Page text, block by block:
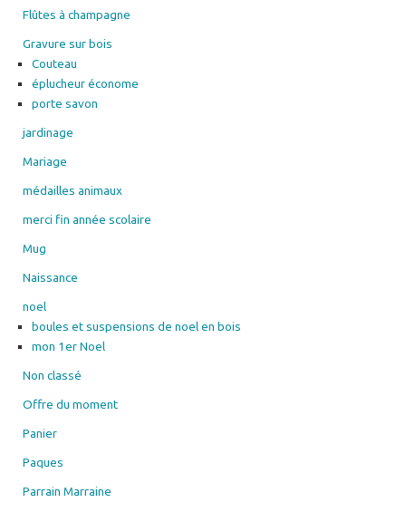
Flûtes à champagne
Gravure sur bois
Couteau
éplucheur économe
porte savon
jardinage
Mariage
médailles animaux
merci fin année scolaire
Mug
Naissance
noel
boules et suspensions de noel en bois
mon 1er Noel
Non classé
Offre du moment
Panier
Paques
Parrain Marraine